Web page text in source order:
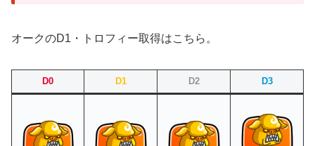
オークのD1・トロフィー取得はこちら。
D0 D1 D2 D3